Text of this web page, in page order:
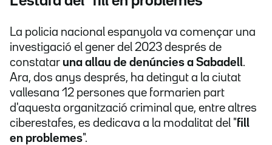
La policia nacional espanyola va començar una
investigació el gener del 2023 després de
constatar una allau de denúncies a Sabadell.
Ara, dos anys després, ha detingut a la ciutat
vallesana 12 persones que formarien part
d'aquesta organització criminal que, entre altres
ciberestafes, es dedicava a la modalitat del " fill
en problemes".